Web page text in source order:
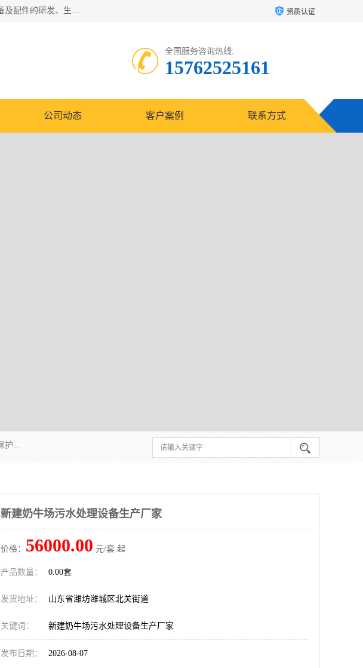
潍坊帝洁环保设备有限公司成立于2019年，位于山东省潍坊市潍城经济开发区；公司专注于环境保护专用设备及配件的研发、生产、安装与销售，同时涉及医用消毒设备、机电设备和仪器仪表的销售。此外，公司提供环保工程施工、环保技术研发与转让、技术服务以及环境工程专项设计服务，致力于为客户提供全面的环保解决方案，助力绿色可持续发展。 资质认证
全国服务咨询热线:
15762525161
公司动态 客户案例 联系方式
潍坊帝洁环保设备有限公司成立于2019年，位于山东省潍坊市潍城经济开发区；公司专注于环境保护专用设备及配件的研发、生产、安装与销售，同时涉及医用消毒设备、机电设备和仪器仪表的销售。此外，公司提供环保工程施工、环保技术研发与转让、技术服务以及环境工程专项设计服务，致力于为客户提供全面的环保解决方案，助力绿色可持续发展。
新建奶牛场污水处理设备生产厂家
价格： 56000.00 元/套 起
产品数量： 0.00套
发货地址： 山东省潍坊潍城区北关街道
关键词： 新建奶牛场污水处理设备生产厂家
发布日期： 2026-08-07